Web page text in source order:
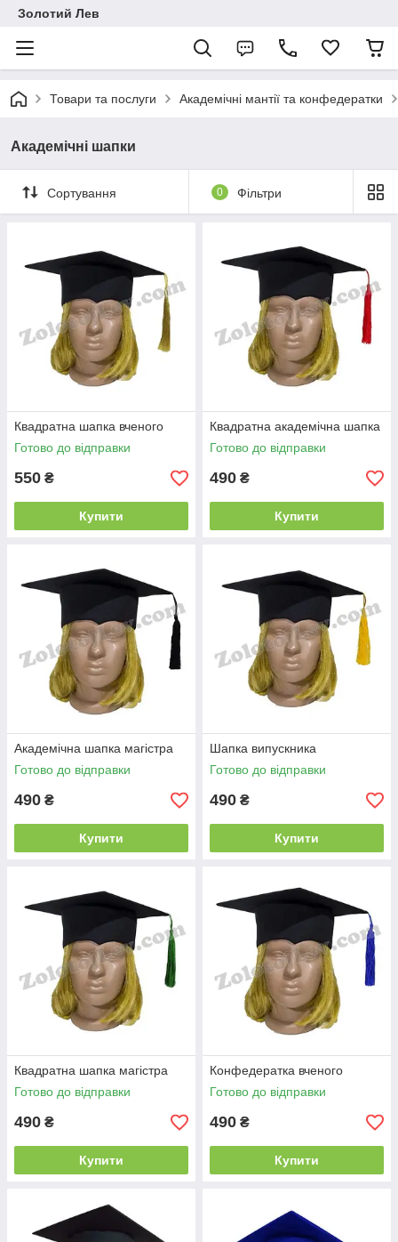
Золотий Лев
Товари та послуги Академічні мантії та конфедератки
Академічні шапки
Сортування 0 Фільтри
Квадратна шапка вченого
Готово до відправки
550 ₴
Купити
Квадратна академічна шапка
Готово до відправки
490 ₴
Купити
Академічна шапка магістра
Готово до відправки
490 ₴
Купити
Шапка випускника
Готово до відправки
490 ₴
Купити
Квадратна шапка магістра
Готово до відправки
490 ₴
Купити
Конфедератка вченого
Готово до відправки
490 ₴
Купити